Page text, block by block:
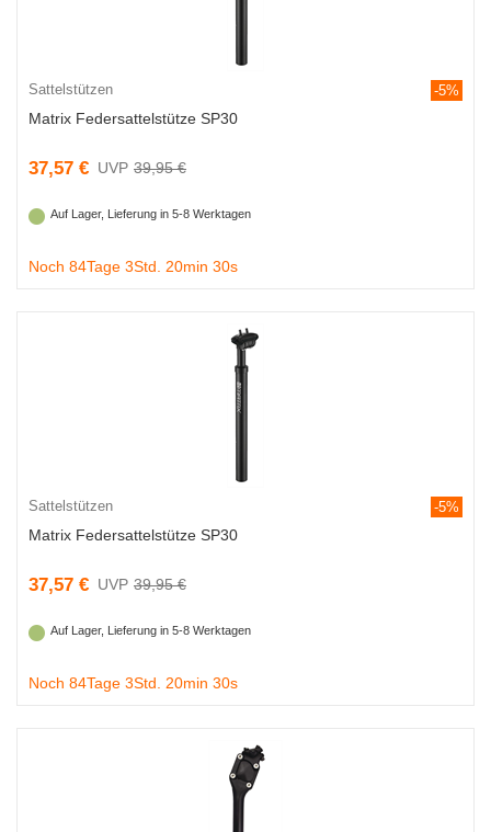
Sattelstützen -5%
Matrix Federsattelstütze SP30
37,57 € 39,95 €
Auf Lager, Lieferung in 5-8 Werktagen
Noch 84Tage 3Std. 20min 29s
Sattelstützen -5%
Matrix Federsattelstütze SP30
37,57 € 39,95 €
Auf Lager, Lieferung in 5-8 Werktagen
Noch 84Tage 3Std. 20min 29s